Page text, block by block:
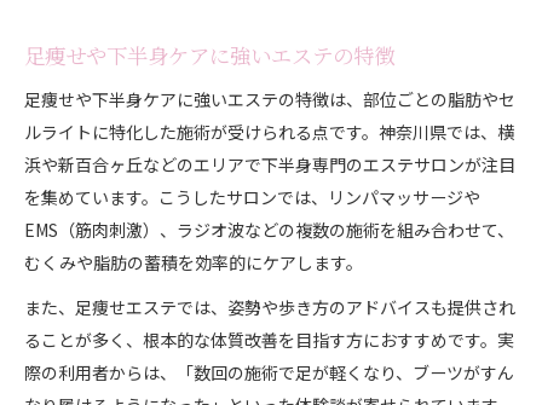
足痩せや下半身ケアに強いエステの特徴
足痩せや下半身ケアに強いエステの特徴は、部位ごとの脂肪やセ
ルライトに特化した施術が受けられる点です。神奈川県では、横
浜や新百合ヶ丘などのエリアで下半身専門のエステサロンが注目
を集めています。こうしたサロンでは、リンパマッサージや
EMS（筋肉刺激）、ラジオ波などの複数の施術を組み合わせて、
むくみや脂肪の蓄積を効率的にケアします。
また、足痩せエステでは、姿勢や歩き方のアドバイスも提供され
ることが多く、根本的な体質改善を目指す方におすすめです。実
際の利用者からは、「数回の施術で足が軽くなり、ブーツがすん